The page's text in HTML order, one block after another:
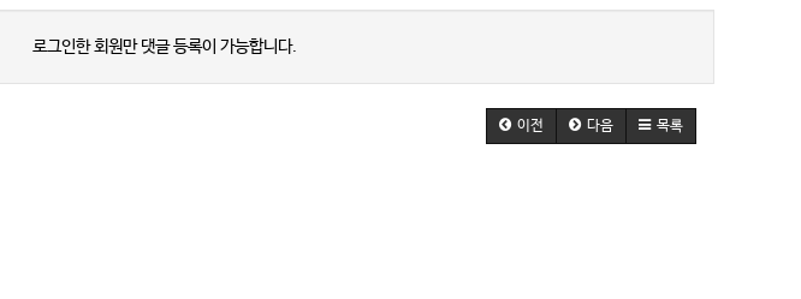
로그인한 회원만 댓글 등록이 가능합니다.
이전 다음 목록